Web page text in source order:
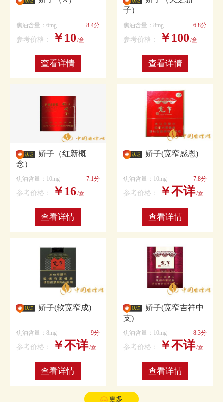
焦油含量：6mg 8.4分
参考价格： ￥10 /盒
查看详情
子）
焦油含量：8mg 6.8分
参考价格： ￥100 /盒
查看详情
娇子（红新概
念）
焦油含量：10mg 7.1分
参考价格： ￥16/盒
查看详情
娇子(宽窄感恩)
焦油含量：10mg 7.8分
参考价格： ￥不详/盒
查看详情
娇子(软宽窄成)
焦油含量：8mg 9分
参考价格： ￥不详/盒
查看详情
娇子(宽窄吉祥中
支)
焦油含量：10mg 8.3分
参考价格： ￥不详/盒
查看详情
更多